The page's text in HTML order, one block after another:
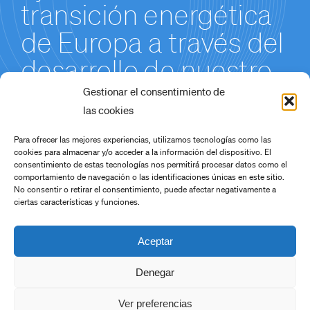
Gestionar el consentimiento de
las cookies
Para ofrecer las mejores experiencias, utilizamos tecnologías como las
cookies para almacenar y/o acceder a la información del dispositivo. El
consentimiento de estas tecnologías nos permitirá procesar datos como el
comportamiento de navegación o las identificaciones únicas en este sitio.
No consentir o retirar el consentimiento, puede afectar negativamente a
ciertas características y funciones.
Aceptar
Denegar
Ver preferencias
transición energética
de Europa a través del
desarrollo de nuestro
Proyecto de
Hidróxido de Litio en
Cáceres.